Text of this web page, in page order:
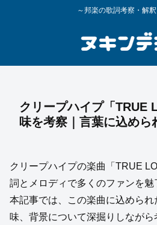
～邦楽の歌詞考察・解
クリープハイプ「TRUE
味を考察｜言葉に込めら
クリープハイプの楽曲「TRUE
詞とメロディで多くのファンを魅
本記事では、この楽曲に込めら
味、背景について深掘りしながら